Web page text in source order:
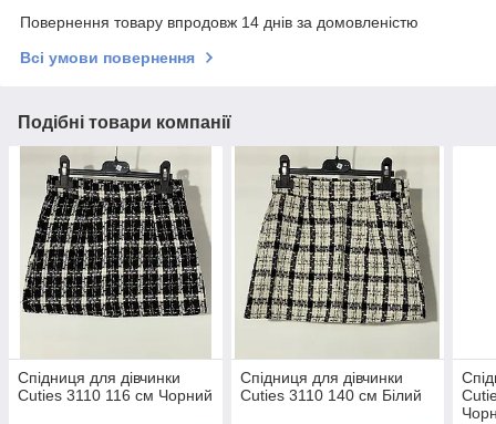
Повернення товару впродовж 14 днів за домовленістю
Всі умови повернення
Подібні товари компанії
Спідниця для дівчинки
Cuties 3110 116 см Чорний
Спідниця для дівчинки
Cuties 3110 140 см Білий